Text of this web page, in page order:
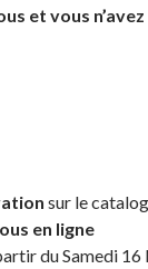
et vous n’avez
sur le
en ligne
du Samedi 16